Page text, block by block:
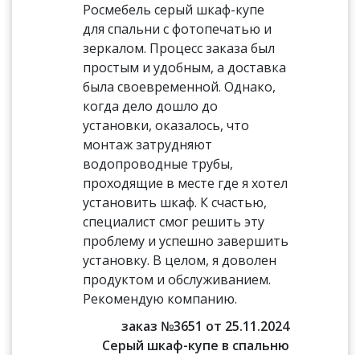
Росмебель серый шкаф-купе
для спальни с фотопечатью и
зеркалом. Процесс заказа был
простым и удобным, а доставка
была своевременной. Однако,
когда дело дошло до
установки, оказалось, что
монтаж затрудняют
водопроводные трубы,
проходящие в месте где я хотел
установить шкаф. К счастью,
специалист смог решить эту
проблему и успешно завершить
установку. В целом, я доволен
продуктом и обслуживанием.
Рекомендую компанию.
заказ №3651 от 25.11.2024
Серый шкаф-купе в спальню